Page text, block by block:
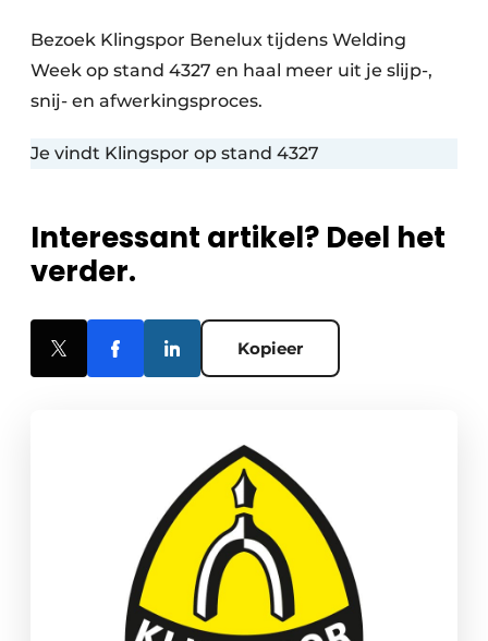
Bezoek Klingspor Benelux tijdens Welding
Week op stand 4327 en haal meer uit je slijp-,
snij- en afwerkingsproces.
Je vindt Klingspor op stand 4327
Interessant artikel? Deel het
verder.
Kopieer